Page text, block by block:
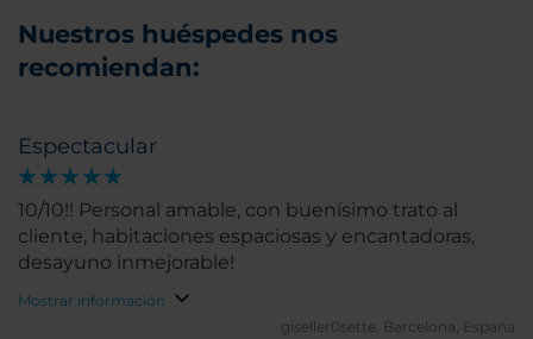
Nuestros huéspedes nos
recomiendan:
Espectacular
10/10!! Personal amable, con buenísimo trato al
cliente, habitaciones espaciosas y encantadoras,
desayuno inmejorable!
Mostrar información
giseller0sette. Barcelona, España